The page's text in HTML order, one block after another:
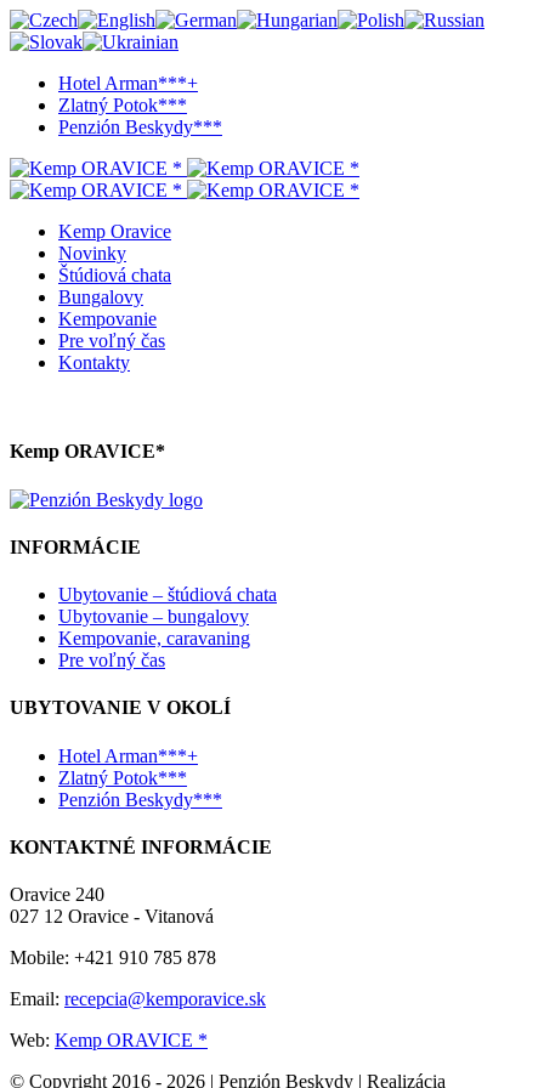
Hotel Arman***+
Zlatný Potok***
Penzión Beskydy***
Kemp Oravice
Novinky
Štúdiová chata
Bungalovy
Kempovanie
Pre voľný čas
Kontakty
Kemp ORAVICE*
INFORMÁCIE
Ubytovanie – štúdiová chata
Ubytovanie – bungalovy
Kempovanie, caravaning
Pre voľný čas
UBYTOVANIE V OKOLÍ
Hotel Arman***+
Zlatný Potok***
Penzión Beskydy***
KONTAKTNÉ INFORMÁCIE
Oravice 240
027 12 Oravice - Vitanová
Mobile: +421 910 785 878
Email: recepcia@kemporavice.sk
Web: Kemp ORAVICE *
© Copyright 2016 - 2026 | Penzión Beskydy | Realizácia